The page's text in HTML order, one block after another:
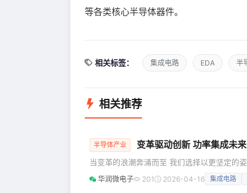
等各类核心半导体器件。
相关标签： 集成电路 EDA 半
相关推荐
半导体产业 变革驱动创新 功率集成未来
当变革的浪潮奔涌而至 我们选择以更坚定的
群（简称“PIBG”）组织成立与干部任命大会
华润微电子 201 2026-04-16 集成电路